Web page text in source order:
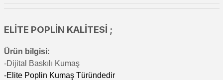
ELİTE POPLİN KALİTESİ ;
Ürün bilgisi:
-Dijital Baskılı Kumaş
-Elite Poplin Kumaş Türündedir